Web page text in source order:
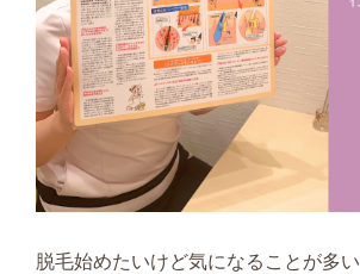
脱毛始めたいけど気になることが多い